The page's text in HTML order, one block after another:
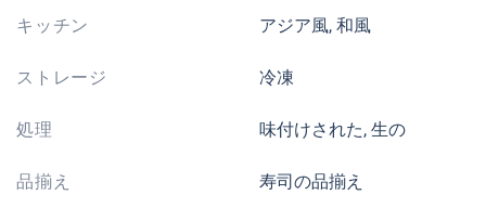
キッチン アジア風, 和風
ストレージ 冷凍
処理 味付けされた, 生の
品揃え 寿司の品揃え